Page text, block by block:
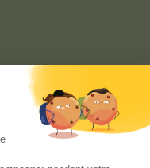
Instagram